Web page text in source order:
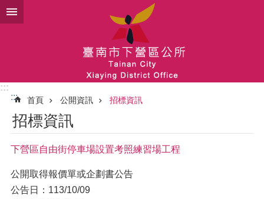
跳到主要內容區塊
:::
:::
首頁 公開資訊 招標資訊
招標資訊
下營區自由街停車場設置考照練習場工程
公開取得報價單或企劃書公告
公告日：113/10/09